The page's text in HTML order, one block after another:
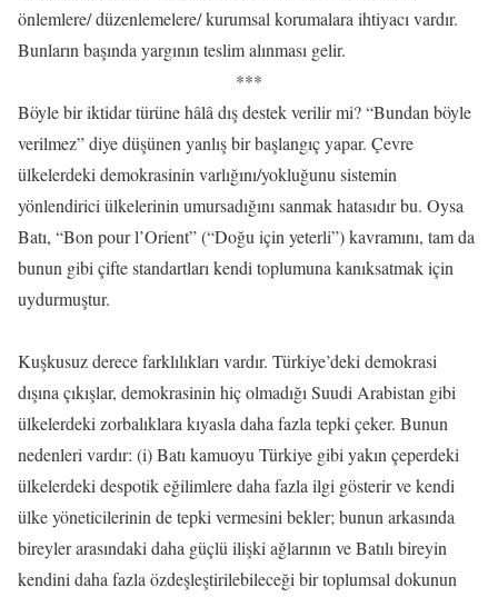
önlemlere/ düzenlemelere/ kurumsal korumalara ihtiyacı vardır.
Bunların başında yargının teslim alınması gelir.
***
Böyle bir iktidar türüne hâlâ dış destek verilir mi? “Bundan böyle
verilmez” diye düşünen yanlış bir başlangıç yapar. Çevre
ülkelerdeki demokrasinin varlığını/yokluğunu sistemin
yönlendirici ülkelerinin umursadığını sanmak hatasıdır bu. Oysa
Batı, “Bon pour l’Orient” (“Doğu için yeterli”) kavramını, tam da
bunun gibi çifte standartları kendi toplumuna kanıksatmak için
uydurmuştur.
Kuşkusuz derece farklılıkları vardır. Türkiye’deki demokrasi
dışına çıkışlar, demokrasinin hiç olmadığı Suudi Arabistan gibi
ülkelerdeki zorbalıklara kıyasla daha fazla tepki çeker. Bunun
nedenleri vardır: (i) Batı kamuoyu Türkiye gibi yakın çeperdeki
ülkelerdeki despotik eğilimlere daha fazla ilgi gösterir ve kendi
ülke yöneticilerinin de tepki vermesini bekler; bunun arkasında
bireyler arasındaki daha güçlü ilişki ağlarının ve Batılı bireyin
kendini daha fazla özdeşleştirilebileceği bir toplumsal dokunun